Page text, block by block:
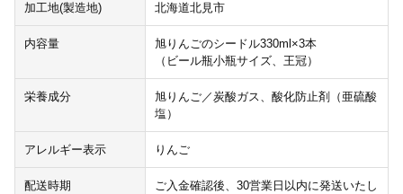
加工地(製造地) 北海道北見市
内容量
旭りんごのシードル330ml×3本
（ビール瓶小瓶サイズ、王冠）
栄養成分
旭りんご／炭酸ガス、酸化防止剤（亜硫酸
塩）
アレルギー表示 りんご
配送時期
ご入金確認後、30営業日以内に発送いたし